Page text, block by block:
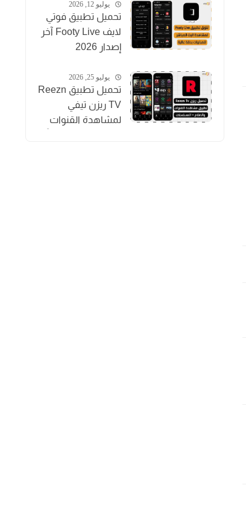
والأفلام
يوليو 12, 2026
تحميل تطبيق فوتي
لايف Footy Live آخر
إصدار 2026
بث مباشر
يوليو 25, 2026
تحميل تطبيق Reezn
TV ريزن تيفي
لمشاهدة القنوات